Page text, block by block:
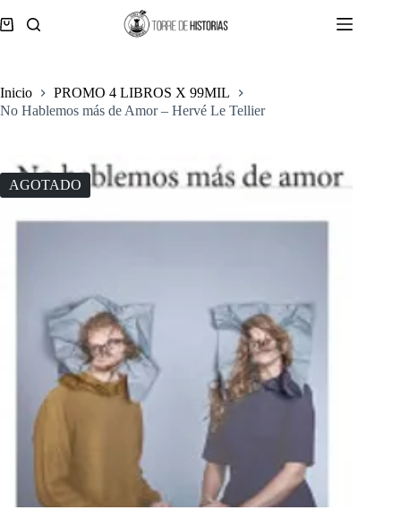
al
Carro
Inicio
PROMO 4 LIBROS X 99MIL
No Hablemos más de Amor – Hervé Le Tellier
AGOTADO